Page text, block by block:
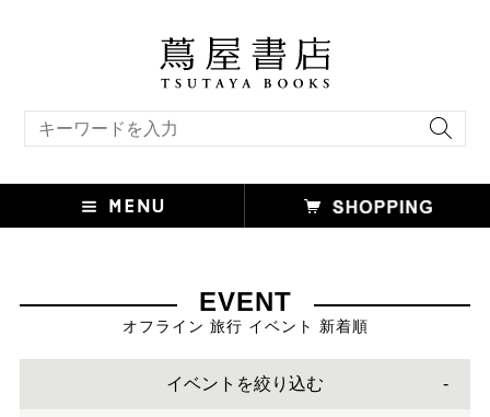
EVENT
オフライン 旅行 イベント 新着順
イベントを絞り込む